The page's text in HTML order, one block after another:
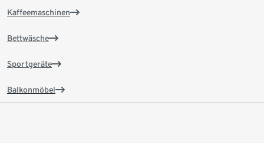
Kaffeemaschinen
Bettwäsche
Sportgeräte
Balkonmöbel